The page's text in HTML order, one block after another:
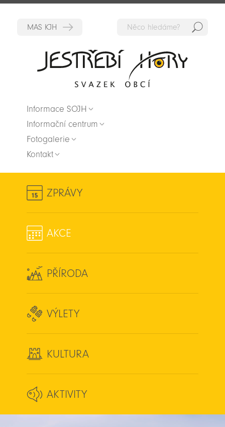
Informace SOJH
Informační centrum
Fotogalerie
Kontakt
ZPRÁVY
AKCE
PŘÍRODA
VÝLETY
KULTURA
AKTIVITY